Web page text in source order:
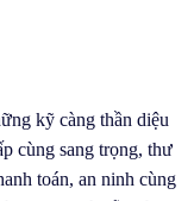
kỹ càng thần diệu
cùng sang trọng, thư
toán, an ninh cùng